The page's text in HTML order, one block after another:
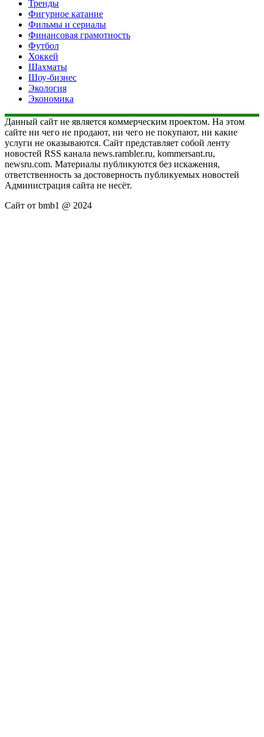
Тренды
Фигурное катание
Фильмы и сериалы
Финансовая грамотность
Футбол
Хоккей
Шахматы
Шоу-бизнес
Экология
Экономика
Данный сайт не является коммерческим проектом. На этом
сайте ни чего не продают, ни чего не покупают, ни какие
услуги не оказываются. Сайт представляет собой ленту
новостей RSS канала news.rambler.ru, kommersant.ru,
newsru.com. Материалы публикуются без искажения,
ответственность за достоверность публикуемых новостей
Администрация сайта не несёт.
Сайт от bmb1 @ 2024